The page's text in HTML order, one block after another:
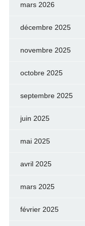
mars 2026
décembre 2025
novembre 2025
octobre 2025
septembre 2025
juin 2025
mai 2025
avril 2025
mars 2025
février 2025